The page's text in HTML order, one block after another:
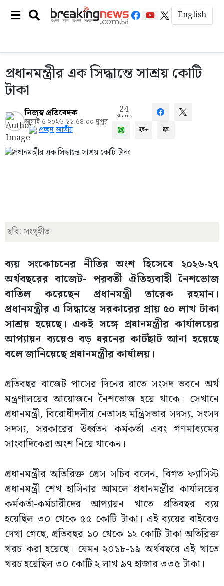
English
প্রধানমন্ত্রীর এক সিদ্ধান্তে সাশ্রয় কোটি
টাকা
নিজস্ব প্রতিবেদক
জুলাই ৫ ২০২৬ ১১:৫৪:০০ দুপুর
প্রচ্ছদ,জাতীয়
24
Shares
ফ+ ফ-
ছবি: সংগৃহীত
ব্যয় সংকোচনের নীতির অংশ হিসেবে ২০২৬-২৭
অর্থবছরের বাজেট- পরবর্তী ঐতিহ্যবাহী নৈশভোজ
বাতিল করেছেন প্রধানমন্ত্রী তারেক রহমান।
প্রধানমন্ত্রীর এ সিদ্ধান্তে সরকারের প্রায় ৫০ লাখ টাকা
সাশ্রয় হয়েছে। একই সঙ্গে প্রধানমন্ত্রীর কার্যালয়ের
আপ্যায়ন ব্যয়েও বড় ধরনের কাটছাঁট আনা হয়েছে
বলে জানিয়েছে প্রধানমন্ত্রীর কার্যালয়।
প্রতিবছর বাজেট পাসের দিনের রাতে সংসদ ভবনে অর্থ
মন্ত্রণালয়ের আয়োজনে নৈশভোজ হয়ে থাকে। সেখানে
প্রধানমন্ত্রী, বিরোধীদলীয় নেতাসহ মন্ত্রিসভার সদস্য, সংসদ
সদস্য, সরকারের ঊর্ধ্বতন কর্মকর্তা এবং গণমাধ্যমের
সাংবাদিকেরা অংশ নিয়ে থাকেন।
প্রধানমন্ত্রীর অতিরিক্ত প্রেস সচিব বলেন, বিগত ফ্যাসিস্ট
প্রধানমন্ত্রী শেখ হাসিনার আমলে প্রধানমন্ত্রীর কার্যালয়ের
কর্মকর্তা-কর্মচারীদের আপ্যায়ন খাতে প্রতিবছর ব্যয়
হয়েছিল ৩০ থেকে ৫৫ কোটি টাকা। এই ব্যয়ের বাইরেও
দেখা গেছে, প্রতিবছর ১০ থেকে ১২ কোটি টাকা অতিরিক্ত
খরচ করা হয়েছে। যেমন ২০১৮-১৯ অর্থবছরে এই খাতে
খরচ হয়েছিল ৩০ কোটি ২ লাখ ৯৭ হাজার ৩৩৫ টাকা।